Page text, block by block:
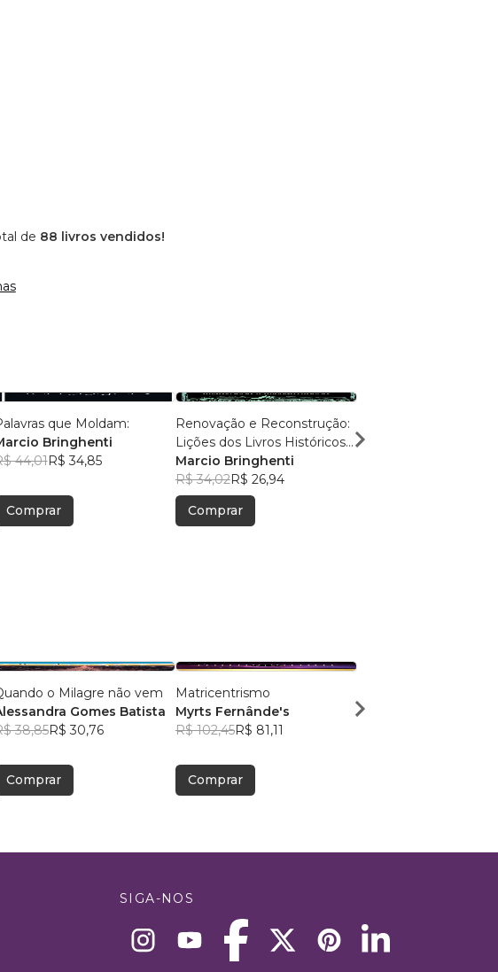
de 88 livros vendidos!
que Moldam:
Bringhenti
44,01R$ 34,85
Comprar
Renovação e Reconstrução:
Lições dos Livros Históricos
da Bíblia
Marcio Bringhenti
R$ 34,02R$ 26,94
Comprar
Eternas:
o Milagre não vem
Gomes Batista
38,85R$ 30,76
Comprar
Matricentrismo
Myrts Fernânde's
R$ 102,45R$ 81,11
Comprar
Samuel Câmara
SIGA-NOS